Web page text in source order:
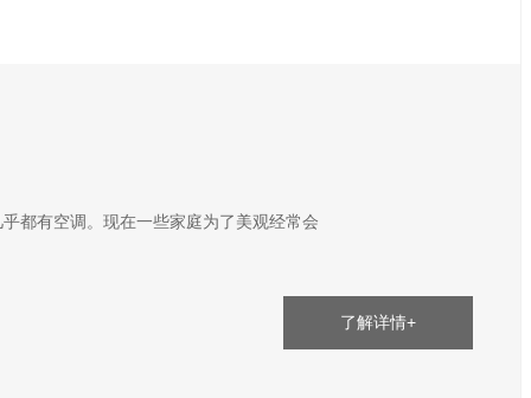
都有空调。现在一些家庭为了美观经常会
了解详情+